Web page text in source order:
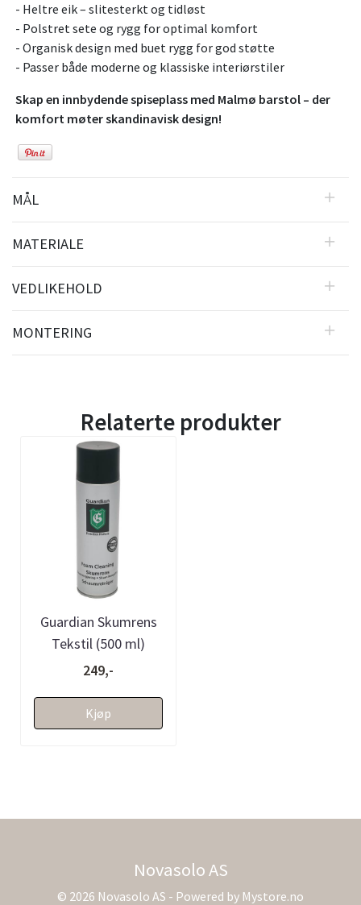
- Heltre eik – slitesterkt og tidløst
- Polstret sete og rygg for optimal komfort
- Organisk design med buet rygg for god støtte
- Passer både moderne og klassiske interiørstiler
Skap en innbydende spiseplass med Malmø barstol – der
komfort møter skandinavisk design!
MÅL
MATERIALE
VEDLIKEHOLD
MONTERING
Relaterte produkter
Guardian Skumrens
Tekstil (500 ml)
249,-
Kjøp
Novasolo AS
© 2026 Novasolo AS - Powered by Mystore.no